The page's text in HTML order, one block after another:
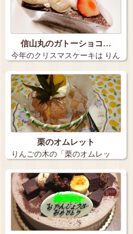
信山丸のガトーショコ…
今年のクリスマスケーキは りん
ごの木（…
栗のオムレット
りんごの木の「栗のオムレッ
ト」税込み48…